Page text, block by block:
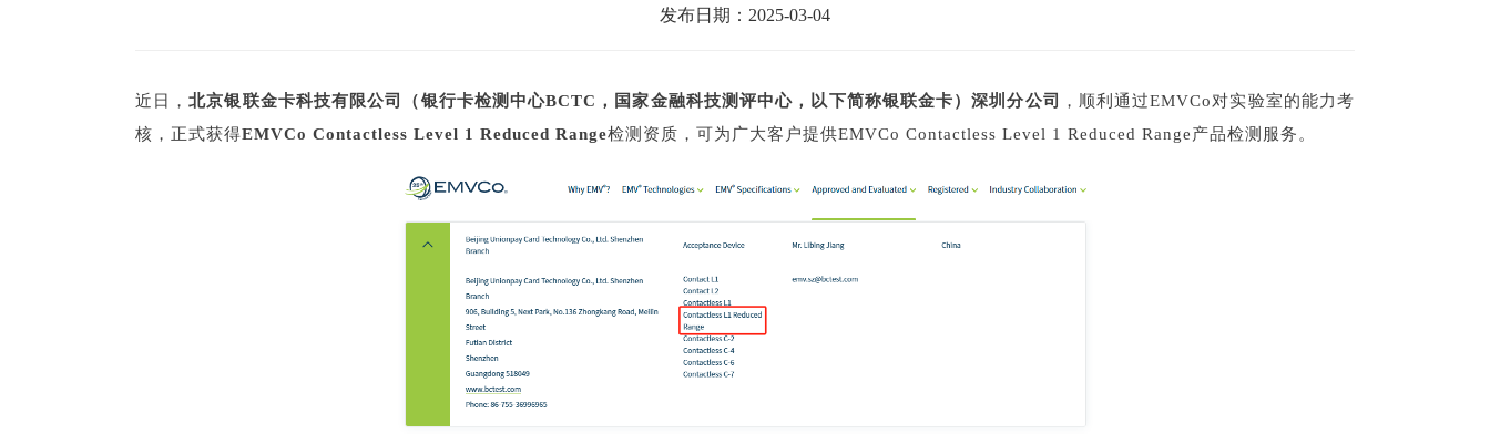
发布日期：2025-03-04
近日，北京银联金卡科技有限公司（银行卡检测中心BCTC，国家金融科技测评中心，以下简称银联金卡）深圳分公司
，顺利通过EMVCo对实验室的能力考
核，正式获得EMVCo Contactless Level 1 Reduced Range检测资质，可为广大客户提供EMVCo Contactless Level 1 Reduced Range产品检测服务。